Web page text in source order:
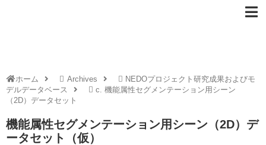
ホーム Archives
NEDOプロジェクト研究成果およびモ
デルデータベース
c. 機能属性セグメンテーション用シーン
（2D）データセット
機能属性セグメンテーション用シーン（2D）デ
ータセット（仮）